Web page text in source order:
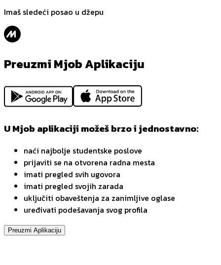
Imaš sledeći posao u džepu
Preuzmi Mjob Aplikaciju
U Mjob aplikaciji možeš brzo i jednostavno:
naći najbolje studentske poslove
prijaviti se na otvorena radna mesta
imati pregled svih ugovora
imati pregled svojih zarada
uključiti obaveštenja za zanimljive oglase
uređivati podešavanja svog profila
Preuzmi Aplikaciju